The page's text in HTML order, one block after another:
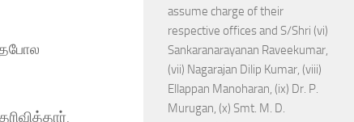
assume charge of their
respective offices and S/Shri (vi)
Sankaranarayanan Raveekumar,
(vii) Nagarajan Dilip Kumar, (viii)
Ellappan Manoharan, (ix) Dr. P.
Murugan, (x) Smt. M. D.